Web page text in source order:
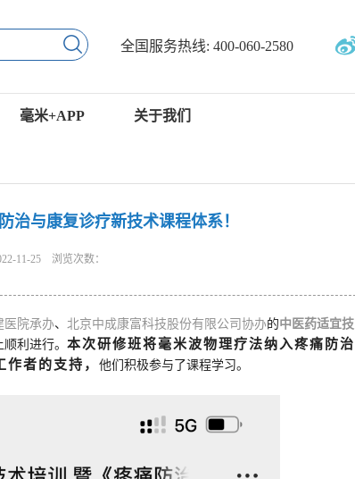
全国服务热线: 400-060-2580
毫米+APP 关于我们
新闻中心
治与康复诊疗新技术课程体系！
11-25 浏览次数：
医院承办、 北京中成康富科技股份有限公司协办的中医药适宜技
利进行。 本次研修班将毫米波物理疗法纳入疼痛防治
者的支持， 他们积极参与了课程学习。